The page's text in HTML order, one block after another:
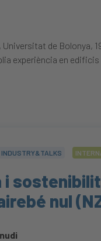
de Bolonya,
experiència en edificis
INDUSTRY&TALKS
i
nul